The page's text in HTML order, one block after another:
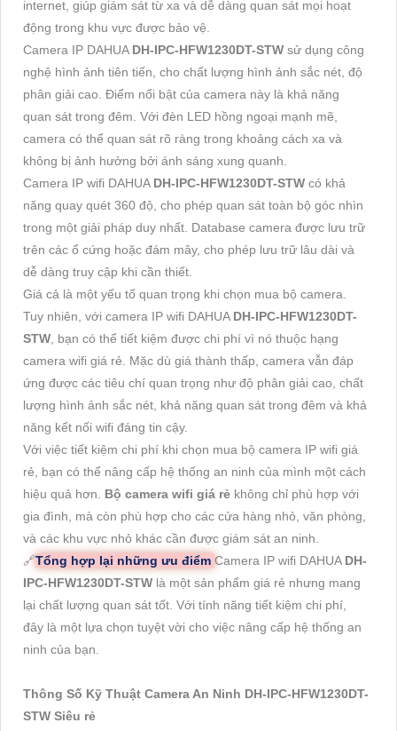
internet, giúp giám sát từ xa và dễ dàng quan sát mọi hoạt
động trong khu vực được bảo vệ.
Camera IP DAHUA DH-IPC-HFW1230DT-STW sử dụng công
nghệ hình ảnh tiên tiến, cho chất lượng hình ảnh sắc nét, độ
phân giải cao. Điểm nổi bật của camera này là khả năng
quan sát trong đêm. Với đèn LED hồng ngoại mạnh mẽ,
camera có thể quan sát rõ ràng trong khoảng cách xa và
không bị ảnh hưởng bởi ánh sáng xung quanh.
Camera IP wifi DAHUA DH-IPC-HFW1230DT-STW có khả
năng quay quét 360 độ, cho phép quan sát toàn bộ góc nhìn
trong một giải pháp duy nhất. Database camera được lưu trữ
trên các ổ cứng hoặc đám mây, cho phép lưu trữ lâu dài và
dễ dàng truy cập khi cần thiết.
Giá cả là một yếu tố quan trọng khi chọn mua bộ camera.
Tuy nhiên, với camera IP wifi DAHUA DH-IPC-HFW1230DT-
STW, bạn có thể tiết kiệm được chi phí vì nó thuộc hạng
camera wifi giá rẻ. Mặc dù giá thành thấp, camera vẫn đáp
ứng được các tiêu chí quan trọng như độ phân giải cao, chất
lượng hình ảnh sắc nét, khả năng quan sát trong đêm và khả
năng kết nối wifi đáng tin cậy.
Với việc tiết kiệm chi phí khi chọn mua bộ camera IP wifi giá
rẻ, bạn có thể nâng cấp hệ thống an ninh của mình một cách
hiệu quả hơn. Bộ camera wifi giá rẻ không chỉ phù hợp với
gia đình, mà còn phù hợp cho các cửa hàng nhỏ, văn phòng,
và các khu vực nhỏ khác cần được giám sát an ninh.
🔗Tổng hợp lại những ưu điểm Camera IP wifi DAHUA DH-
IPC-HFW1230DT-STW là một sản phẩm giá rẻ nhưng mang
lại chất lượng quan sát tốt. Với tính năng tiết kiệm chi phí,
đây là một lựa chọn tuyệt vời cho việc nâng cấp hệ thống an
ninh của bạn.
Thông Số Kỹ Thuật Camera An Ninh DH-IPC-HFW1230DT-
STW Siêu rẻ